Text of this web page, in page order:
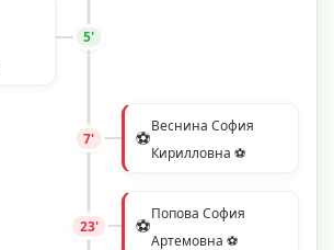
5'
⚽Веснина София
Кирилловна ⚽
7'
⚽Попова София
Артемовна ⚽
23'